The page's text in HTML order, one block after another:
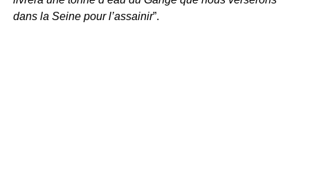
dans la Seine pour l’assainir”.